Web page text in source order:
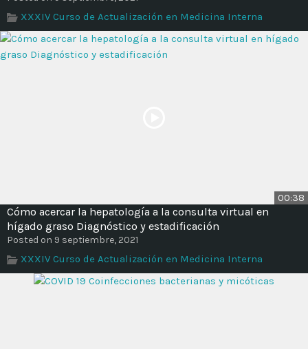
XXXIV Curso de Actualización en Medicina Interna
00:38
Cómo acercar la hepatología a la consulta virtual en
hígado graso Diagnóstico y estadificación
Posted on 9 septiembre, 2021
XXXIV Curso de Actualización en Medicina Interna